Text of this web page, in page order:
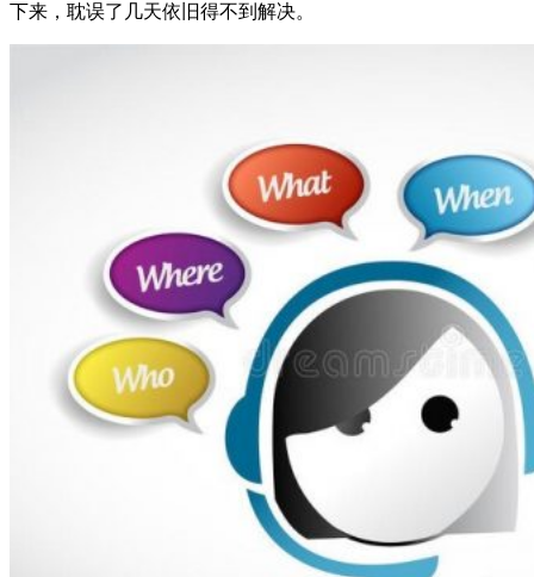
下来，耽误了几天依旧得不到解决。